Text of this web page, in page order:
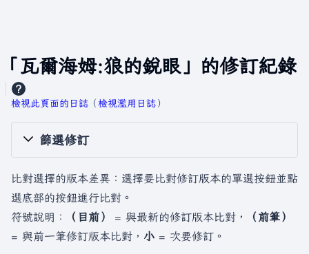
「瓦爾海姆:狼的銳眼」的修訂紀錄
檢視此頁面的日誌 ​（檢視濫用日誌）
篩選修訂
比對選擇的版本差異：選擇要比對修訂版本的單選按鈕並點
選底部的按鈕進行比對。
符號說明：
（目前） = 與最新的修訂版本比對，
（前筆）
= 與前一筆修訂版本比對， 小 = 次要修訂。